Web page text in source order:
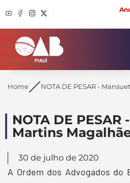
Search
Home NOTA DE PESAR -
NOTA DE
Martins
30 de julho de 2020
A Ordem dos Advogados do